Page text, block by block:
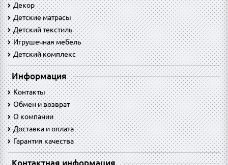
Декор
Детские матрасы
Детский текстиль
Игрушечная мебель
Детский комплекс
Информация
Контакты
Обмен и возврат
O компании
Доставка и оплата
Гарантия качества
Контактная информация